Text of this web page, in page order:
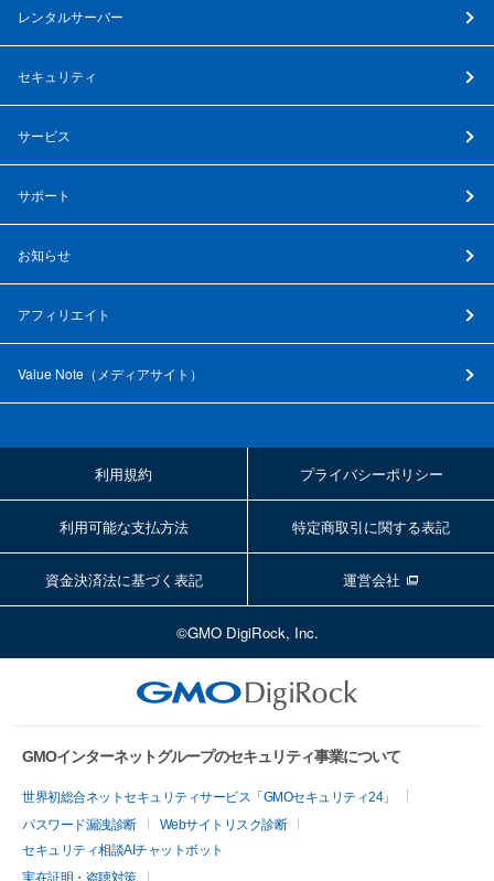
レンタルサーバー
セキュリティ
サービス
サポート
お知らせ
アフィリエイト
Value Note（ メディアサイト ）
利用規約 プライバシーポリシー
利用可能な支払方法 特定商取引に関する表記
資金決済法に基づく表記 運営会社
©GMO DigiRock, Inc.
GMOインターネットグループのセキュリティ事業について
世界初総合ネットセキュリティサービス「GMOセキュリティ24」
パスワード漏洩診断
Webサイトリスク診断
セキュリティ相談AIチャットボット
実在証明・盗聴対策